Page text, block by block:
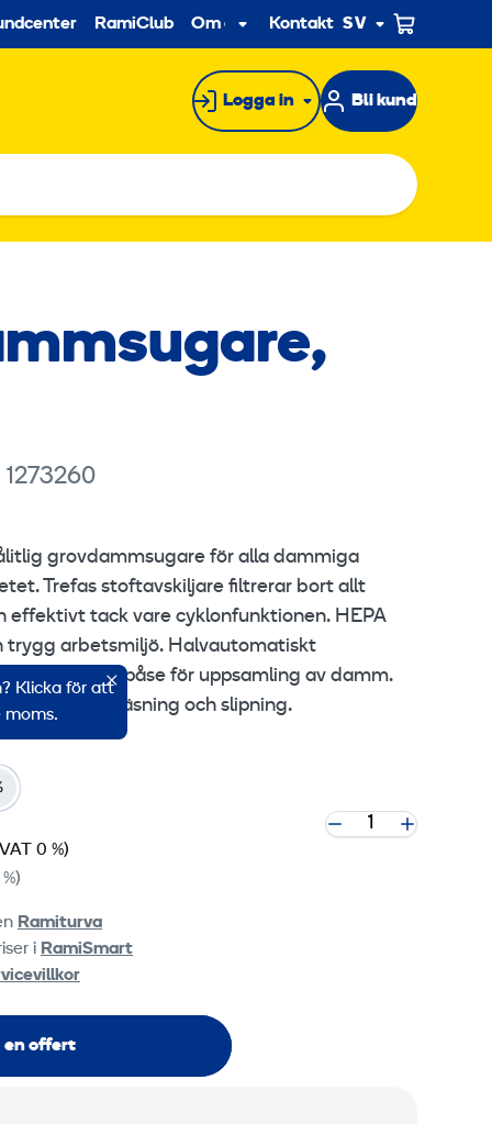
RamiClub Om ossUndermeny
Kontakt SV
Logga in Bli kund
grovdammsugare för alla dammiga
Trefas stoftavskiljare filtrerar bort allt
effektivt tack vare cyklonfunktionen. HEPA
trygg arbetsmiljö. Halvautomatiskt
Longopacpåse för uppsamling av damm.
större ytor, fräsning och slipning.
Klicka för att
moms.
0 %)
Ramiturva
i RamiSmart
en offert